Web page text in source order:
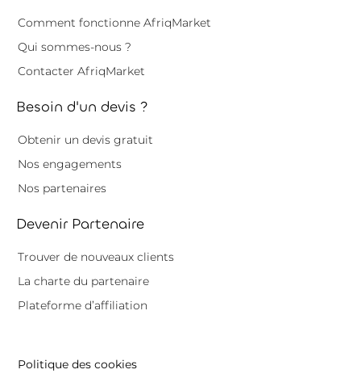
Comment fonctionne AfriqMarket
Qui sommes-nous ?
Contacter AfriqMarket
Besoin d'un devis ?
Obtenir un devis gratuit
Nos engagements
Nos partenaires
Devenir Partenaire
Trouver de nouveaux clients
La charte du partenaire
Plateforme d’affiliation
Politique des cookies